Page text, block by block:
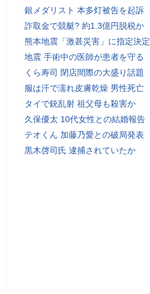
銀メダリスト 本多灯被告を起訴
詐取金で競艇? 約1.3億円脱税か
熊本地震「激甚災害」に指定決定
地震 手術中の医師が患者を守る
くら寿司 閉店間際の大盛り話題
服は汗で濡れ皮膚乾燥 男性死亡
タイで銃乱射 祖父母も殺害か
久保優太 10代女性との結婚報告
テオくん 加藤乃愛との破局発表
黒木啓司氏 逮捕されていたか